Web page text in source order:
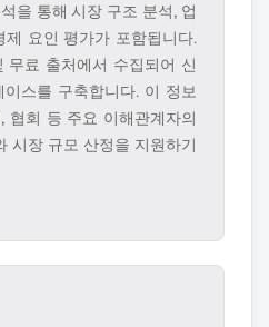
을 통해 시장 구조 분석, 업
제 요인 평가가 포함됩니다.
무료 출처에서 수집되어 신
스를 구축합니다. 이 정보
협회 등 주요 이해관계자의
시장 규모 산정을 지원하기